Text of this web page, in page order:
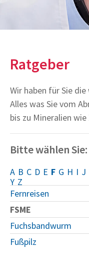
Ratgeber
Wir haben für Sie
Alles was Sie vom
bis zu Mineralien
Bitte wählen Sie:
A B C D E F G H I J
Y Z
Fernreisen
FSME
Fuchsbandwurm
Fußpilz